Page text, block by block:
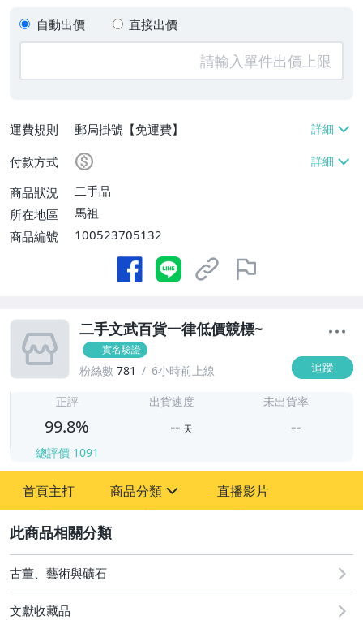
自動出價 直接出價
運費規則
郵局掛號【免運費】
付款方式
商品狀況
二手品
所在地區
馬祖
商品編號
100523705132
二手文武百貨一律低價競標~
實名驗證
粉絲數 781 6小時前上線 追蹤
正評
99.8%
總評價 1091
出貨速度
-- 天
未出貨率
--
首頁主打 商品分類
古董、藝術與礦石
玩具、模型與公仔
直播影片
古董、藝術與礦石
文獻收藏品